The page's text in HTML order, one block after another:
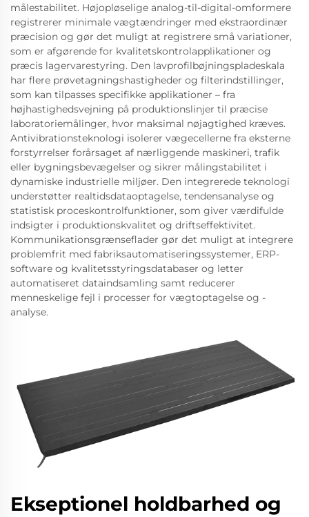
målestabilitet. Højopløselige analog-til-digital-omformere
registrerer minimale vægtændringer med ekstraordinær
præcision og gør det muligt at registrere små variationer,
som er afgørende for kvalitetskontrolapplikationer og
præcis lagervarestyring. Den lavprofilbøjningspladeskala
har flere prøvetagningshastigheder og filterindstillinger,
som kan tilpasses specifikke applikationer – fra
højhastighedsvejning på produktionslinjer til præcise
laboratoriemålinger, hvor maksimal nøjagtighed kræves.
Antivibrationsteknologi isolerer vægecellerne fra eksterne
forstyrrelser forårsaget af nærliggende maskineri, trafik
eller bygningsbevægelser og sikrer målingstabilitet i
dynamiske industrielle miljøer. Den integrerede teknologi
understøtter realtidsdataoptagelse, tendensanalyse og
statistisk proceskontrolfunktioner, som giver værdifulde
indsigter i produktionskvalitet og driftseffektivitet.
Kommunikationsgrænseflader gør det muligt at integrere
problemfrit med fabriksautomatiseringssystemer, ERP-
software og kvalitetsstyringsdatabaser og letter
automatiseret dataindsamling samt reducerer
menneskelige fejl i processer for vægtoptagelse og -
analyse.
Ekseptionel holdbarhed og